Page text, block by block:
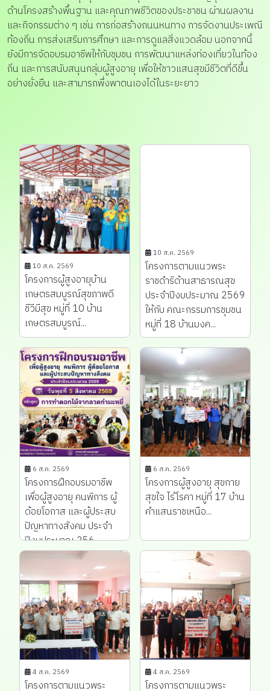
ด้านโครงสร้างพื้นฐาน และคุณภาพชีวิตของประชาชน ผ่านผลงาน
และกิจกรรมต่าง ๆ เช่น การก่อสร้างถนนหนทาง การจัดงานประเพณี
ท้องถิ่น การส่งเสริมการศึกษา และการดูแลสิ่งแวดล้อม นอกจากนี้
ยังมีการจัดอบรมอาชีพให้กับชุมชน การพัฒนาแหล่งท่องเที่ยวในท้อง
ถิ่น และการสนับสนุนกลุ่มผู้สูงอายุ เพื่อให้ชาวแสนสุขมีชีวิตที่ดีขึ้น
อย่างยั่งยืน และสามารถพึ่งพาตนเองได้ในระยะยาว
10 ส.ค. 2569
โครงการผู้สูงอายุบ้าน
เกษตรสมบูรณ์สุขภาพดี
ชีวีมีสุข หมู่ที่ 10 บ้าน
เกษตรสมบูรณ์...
10 ส.ค. 2569
โครงการตามแนวพระ
ราชดำริด้านสาธารณสุข
ประจำปีงบประมาณ 2569
ให้กับ คณะกรรมการชุมชน
หมู่ที่ 18 บ้านมงค...
6 ส.ค. 2569
โครงการฝึกอบรมอาชีพ
เพื่อผู้สูงอายุ คนพิการ ผู้
ด้อยโอกาส และผู้ประสบ
ปัญหาทางสังคม ประจำ
ปีงบประมาณ 256...
6 ส.ค. 2569
โครงการผู้สูงอายุ สุขกาย
สุขใจ ไร้โรคา หมู่ที่ 17 บ้าน
คำแสนราชเหนือ...
4 ส.ค. 2569
โครงการตามแนวพระ
4 ส.ค. 2569
โครงการตามแนวพระ